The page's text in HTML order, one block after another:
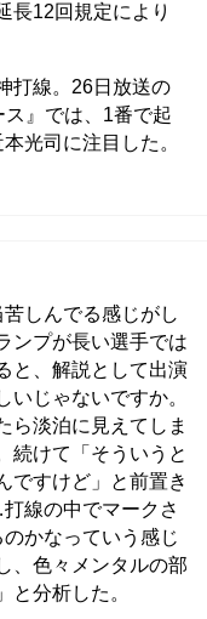
長12回規定により
打線。26日放送の
』では、1番で起
光司に注目した。
しんでる感じがし
ンプが長い選手では
と、解説として出演
いじゃないですか。
ら淡泊に見えてしま
続けて「そういうと
ですけど」と前置き
線の中でマークさ
かなっていう感じ
、色々メンタルの部
分析した。